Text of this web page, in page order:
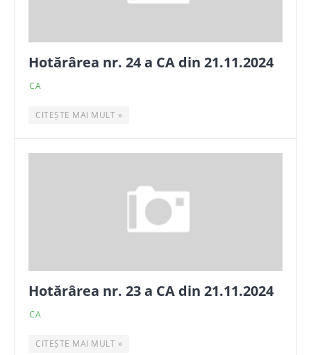
Hotărârea nr. 24 a CA din 21.11.2024
CA
CITEȘTE MAI MULT »
Hotărârea nr. 23 a CA din 21.11.2024
CA
CITEȘTE MAI MULT »